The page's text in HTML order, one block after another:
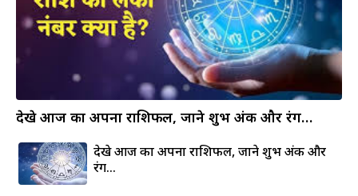
देखे आज का अपना राशिफल, जाने शुभ अंक और रंग…
देखे आज का अपना राशिफल, जाने शुभ अंक और
रंग…